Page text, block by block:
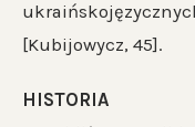
HISTORIA